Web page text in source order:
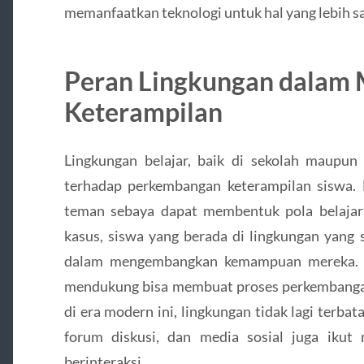
memanfaatkan teknologi untuk hal yang lebih
Peran Lingkungan dalam
Keterampilan
Lingkungan belajar, baik di sekolah
terhadap perkembangan keterampilan
teman sebaya dapat membentuk pola
kasus, siswa yang berada di lingkungan
dalam mengembangkan kemampuan
mendukung bisa membuat proses
di era modern ini, lingkungan tidak lagi
forum diskusi, dan media sosial juga ikut